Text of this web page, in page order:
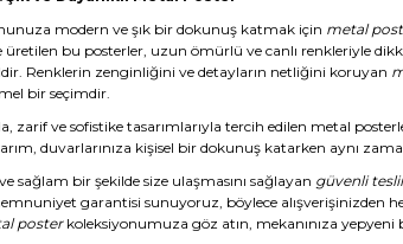
modern ve şık bir dokunuş katmak için metal
üretilen bu posterler, uzun ömürlü ve canlı renkleriyle
Renklerin zenginliğini ve detayların netliğini koruyan
bir seçimdir.
zarif ve sofistike tasarımlarıyla tercih edilen metal
duvarlarınıza kişisel bir dokunuş katarken aynı
sağlam bir şekilde size ulaşmasını sağlayan güvenli
garantisi sunuyoruz, böylece alışverişinizden
posterkoleksiyonumuza göz atın, mekanınıza yepyeni